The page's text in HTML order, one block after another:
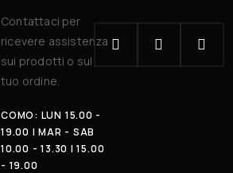
Contattaci per
ricevere assistenza
sui prodotti o sul
tuo ordine.
COMO: LUN 15.00 -
19.00 | MAR - SAB
10.00 - 13.30 | 15.00
- 19.00